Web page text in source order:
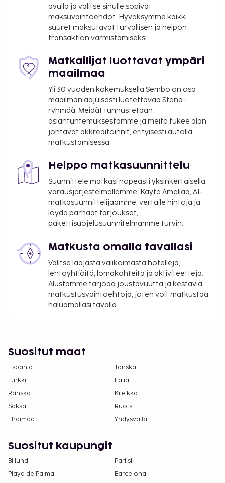
harrastuksiin/mukavuuksiin kuuluu vesipuisto
(lisämaksusta) ja sauna. Tämän hotellin palveluihin
kuuluu muun muassa ilmainen langaton
internetyhteys, pelihalli/-huone ja televisio yleisissä
majoituspaikan asiakkaita tai voit hyödyntää
majoituspaikan välipalabaarin/delin. Baarissa voit
nauttia raikasta juotavaa. Ilmainen buffetaamiainen
tarjoillaan päivittäin klo 6.30–9.30. Hotelstars-
unioni määrittää majoituspaikkojen virallisen
tähtiluokituksen maassa: Ruotsi. Tämän
majoituspaikan tähtiluokitus on 4 tähteä.
Lemmikit: 290 SEK per majoitustila per
yöpyminen
Avustajaeläimistä ei veloiteta lisämaksuja
Myöhäinen uloskirjautuminen (riippuu
saatavuudesta): 300 SEK
Vauvansänky: 130.0 SEK per yöpyminen
Yllä oleva luettelo ei ehkä kata kaikkea. Maksut ja
takuumaksut eivät välttämättä sisällä veroja, ja ne
saattavat muuttua.
Enintään 2 korkeintaan 2 vuotta vanhaa lasta
voi majoittua ilmaiseksi, kun he käyttävät
vanhemman tai huoltajan huoneessa olevia
sänkyjä.
tällaista huonetta ottamalla yhteyttä suoraan
majoituspaikkaan käyttämällä
varausvahvistuksessa olevia yhteystietoja.
Kaikki maksut voidaan maksaa käteisettömillä
avulla ja valitse sinulle sopivat
maksuvaihtoehdot. Hyväksymme kaikki
suuret maksutavat turvallisen ja helpon
transaktion varmistamiseksi.
Matkailijat luottavat ympäri
maailmaa
Yli 30 vuoden kokemuksella Sembo on osa
maailmanlaajuisesti luotettavaa Stena-
ryhmää. Meidät tunnustetaan
asiantuntemuksestamme ja meitä tukee alan
johtavat akkreditoinnit, erityisesti autolla
matkustamisessa.
Helppo matkasuunnittelu
Suunnittele matkasi nopeasti yksinkertaisella
varausjärjestelmällämme. Käytä Ameliaa, AI-
matkasuunnittelijaamme, vertaile hintoja ja
löydä parhaat tarjoukset,
pakettisuojelusuunnitelmamme turvin.
Matkusta omalla tavallasi
Valitse laajasta valikoimasta hotelleja,
lentoyhtiöitä, lomakohteita ja aktiviteetteja.
Alustamme tarjoaa joustavuutta ja kestäviä
matkustusvaihtoehtoja, joten voit matkustaa
haluamallasi tavalla.
Suositut maat
Espanja
Tanska
Turkki
Italia
Ranska
Kreikka
Saksa
Ruotsi
Thaimaa
Yhdysvallat
Suositut kaupungit
Billund
Pariisi
Playa de Palma
Barcelona